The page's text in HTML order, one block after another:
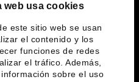
web usa cookies
este sitio web se usan
el contenido y los
funciones de redes
el tráfico. Además,
sobre el uso